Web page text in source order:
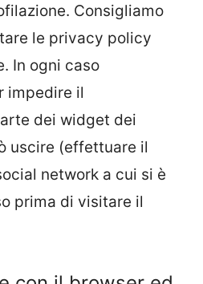
Consigliamo
le privacy policy
In ogni caso
impedire il
dei widget dei
uscire (effettuare il
network a cui si è
prima di visitare il